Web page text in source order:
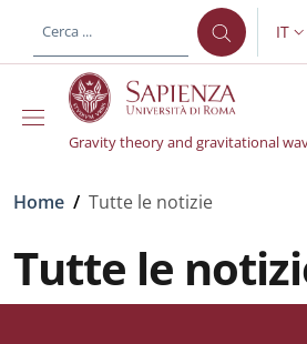
al contenuto principale
IT
Gravity theory and gravitational
Briciole di pane
Home / Tutte le notizie
Tutte le